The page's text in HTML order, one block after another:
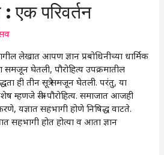
: एक परिवर्तन
लेखात आपण ज्ञान प्रबोधिनीच्या धार्मिक
समजून घेतली, पौरोहित्य उपक्रमातील
ही तीन सूत्रे समजून घेतली. परंतु, या
स्त्री-पौरोहित्य. समाजात आजही
करणे, यज्ञात सहभागी होणे निषिद्ध वाटते.
सहभागी होत होत्या व आता ज्ञान